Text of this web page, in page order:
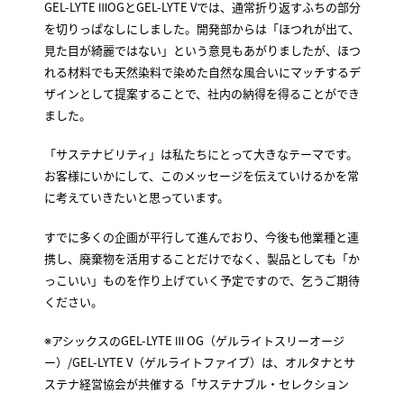
GEL-LYTE ⅢOGとGEL-LYTE Vでは、通常折り返すふちの部分
を切りっぱなしにしました。開発部からは「ほつれが出て、
見た目が綺麗ではない」という意見もあがりましたが、ほつ
れる材料でも天然染料で染めた自然な風合いにマッチするデ
ザインとして提案することで、社内の納得を得ることができ
ました。
「サステナビリティ」は私たちにとって大きなテーマです。
お客様にいかにして、このメッセージを伝えていけるかを常
に考えていきたいと思っています。
すでに多くの企画が平行して進んでおり、今後も他業種と連
携し、廃棄物を活用することだけでなく、製品としても「か
っこいい」ものを作り上げていく予定ですので、乞うご期待
ください。
※アシックスのGEL-LYTE Ⅲ OG（ゲルライトスリーオージ
ー）/GEL-LYTE V（ゲルライトファイブ）は、オルタナとサ
ステナ経営協会が共催する「サステナブル・セレクション